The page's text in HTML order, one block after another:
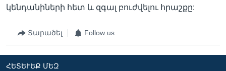
կենդանիների հետ և զգալ բուժվելու հրաշքը:
Տարածել Follow us
ՀԵՏԵՒԵՔ ՄԵԶ